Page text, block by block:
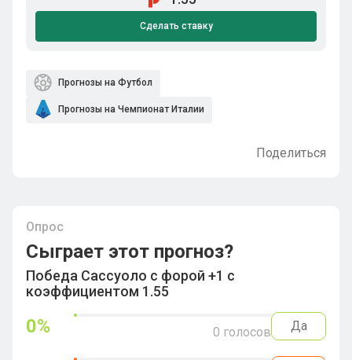
Сделать ставку
Прогнозы на Футбол
Прогнозы на Чемпионат Италии
Поделиться
Опрос
Сыграет этот прогноз?
Победа Сассуоло с форой +1 с
коэффициентом 1.55
0% 0 голосов Да